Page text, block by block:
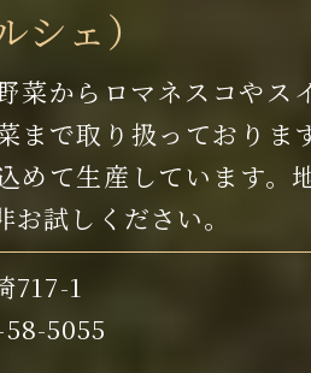
シェ）
菜からロマネスコやス
まで取り扱っておりま
めて生産しています。
試しください。
717-1
58-5055